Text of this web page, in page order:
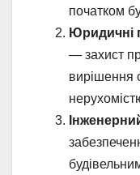
початком
Юридичні
— захист
вирішення